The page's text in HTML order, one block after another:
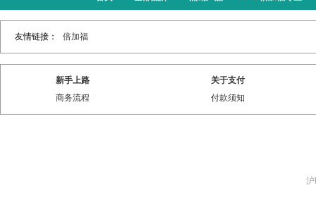
友情链接： 倍加福
新手上路
商务流程
关于支付
付款须知